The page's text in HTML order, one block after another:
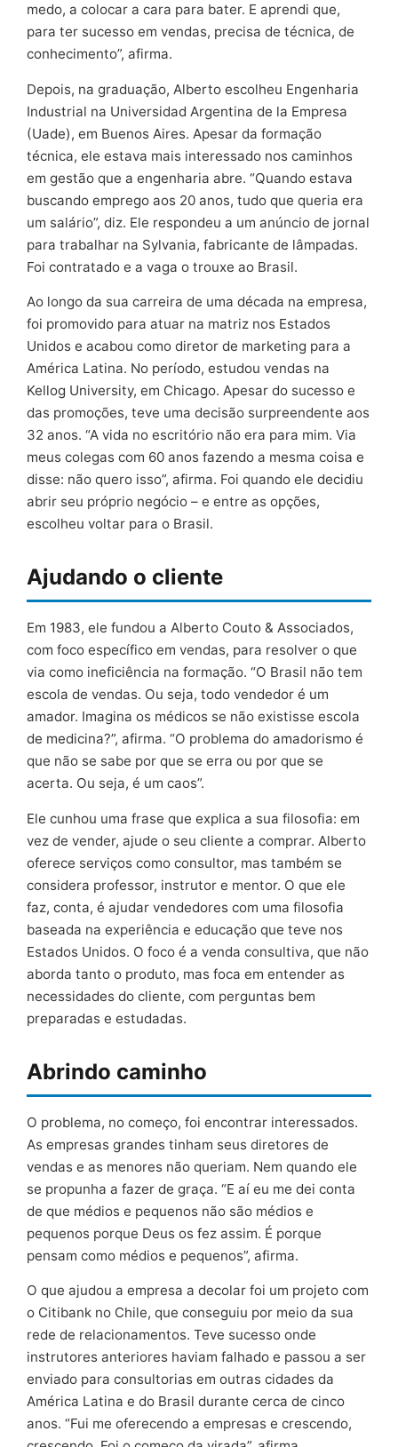
medo, a colocar a cara para bater. E aprendi que,
para ter sucesso em vendas, precisa de técnica, de
conhecimento”, afirma.
Depois, na graduação, Alberto escolheu Engenharia
Industrial na Universidad Argentina de la Empresa
(Uade), em Buenos Aires. Apesar da formação
técnica, ele estava mais interessado nos caminhos
em gestão que a engenharia abre. “Quando estava
buscando emprego aos 20 anos, tudo que queria era
um salário”, diz. Ele respondeu a um anúncio de jornal
para trabalhar na Sylvania, fabricante de lâmpadas.
Foi contratado e a vaga o trouxe ao Brasil.
Ao longo da sua carreira de uma década na empresa,
foi promovido para atuar na matriz nos Estados
Unidos e acabou como diretor de marketing para a
América Latina. No período, estudou vendas na
Kellog University, em Chicago. Apesar do sucesso e
das promoções, teve uma decisão surpreendente aos
32 anos. “A vida no escritório não era para mim. Via
meus colegas com 60 anos fazendo a mesma coisa e
disse: não quero isso”, afirma. Foi quando ele decidiu
abrir seu próprio negócio – e entre as opções,
escolheu voltar para o Brasil.
Ajudando o cliente
Em 1983, ele fundou a Alberto Couto & Associados,
com foco específico em vendas, para resolver o que
via como ineficiência na formação. “O Brasil não tem
escola de vendas. Ou seja, todo vendedor é um
amador. Imagina os médicos se não existisse escola
de medicina?”, afirma. “O problema do amadorismo é
que não se sabe por que se erra ou por que se
acerta. Ou seja, é um caos”.
Ele cunhou uma frase que explica a sua filosofia: em
vez de vender, ajude o seu cliente a comprar. Alberto
oferece serviços como consultor, mas também se
considera professor, instrutor e mentor. O que ele
faz, conta, é ajudar vendedores com uma filosofia
baseada na experiência e educação que teve nos
Estados Unidos. O foco é a venda consultiva, que não
aborda tanto o produto, mas foca em entender as
necessidades do cliente, com perguntas bem
preparadas e estudadas.
Abrindo caminho
O problema, no começo, foi encontrar interessados.
As empresas grandes tinham seus diretores de
vendas e as menores não queriam. Nem quando ele
se propunha a fazer de graça. “E aí eu me dei conta
de que médios e pequenos não são médios e
pequenos porque Deus os fez assim. É porque
pensam como médios e pequenos”, afirma.
O que ajudou a empresa a decolar foi um projeto com
o Citibank no Chile, que conseguiu por meio da sua
rede de relacionamentos. Teve sucesso onde
instrutores anteriores haviam falhado e passou a ser
enviado para consultorias em outras cidades da
América Latina e do Brasil durante cerca de cinco
anos. “Fui me oferecendo a empresas e crescendo,